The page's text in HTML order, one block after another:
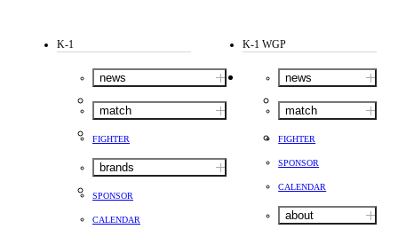
K-1
news
match
FIGHTER
brands
SPONSOR
CALENDAR
K-1 WGP
news
match
FIGHTER
SPONSOR
CALENDAR
about